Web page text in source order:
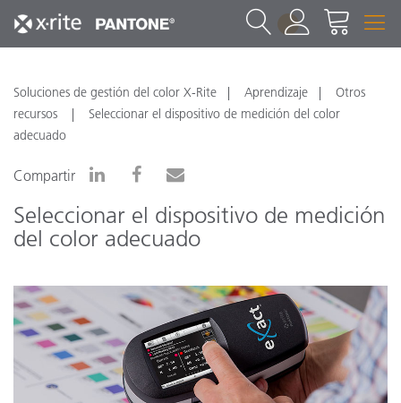
1
Soluciones de gestión del color X-Rite Aprendizaje
Otros
recursos
Seleccionar el dispositivo de medición del color
adecuado
Compartir
Seleccionar el dispositivo de medición
del color adecuado